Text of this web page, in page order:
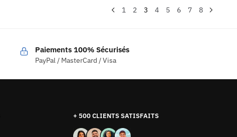
1 2 3 4 5 6 7 8
Paiements 100% Sécurisés
PayPal / MasterCard / Visa
+ 500 CLIENTS SATISFAITS